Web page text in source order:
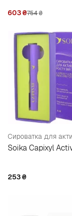
603₴754₴
Soika Capixyl
253₴